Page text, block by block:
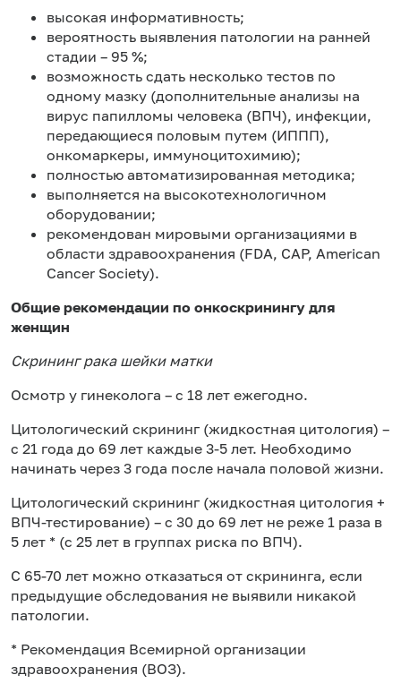
высокая информативность;
вероятность выявления патологии на ранней
стадии – 95 %;
возможность сдать несколько тестов по
одному мазку (дополнительные анализы на
вирус папилломы человека (ВПЧ), инфекции,
передающиеся половым путем (ИППП),
онкомаркеры, иммуноцитохимию);
полностью автоматизированная методика;
выполняется на высокотехнологичном
оборудовании;
рекомендован мировыми организациями в
области здравоохранения (FDA, CAP, American
Cancer Society).
Общие рекомендации по онкоскринингу для
женщин
Скрининг рака шейки матки
Осмотр у гинеколога – с 18 лет ежегодно.
Цитологический скрининг (жидкостная цитология) –
с 21 года до 69 лет каждые 3-5 лет. Необходимо
начинать через 3 года после начала половой жизни.
Цитологический скрининг (жидкостная цитология +
ВПЧ-тестирование) – с 30 до 69 лет не реже 1 раза в
5 лет * (с 25 лет в группах риска по ВПЧ).
С 65-70 лет можно отказаться от скрининга, если
предыдущие обследования не выявили никакой
патологии.
* Рекомендация Всемирной организации
здравоохранения (ВОЗ).